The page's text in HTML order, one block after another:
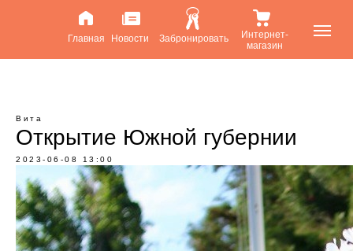
Главная Новости Забронировать
Интернет-
магазин
Вита
Открытие Южной губернии
2023-06-08 13:00